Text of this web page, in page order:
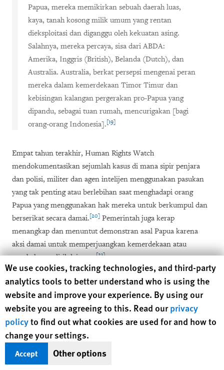
Papua, mereka memikirkan sebuah daerah luas,
kaya, tanah kosong milik umum yang rentan
dieksploitasi dan diganggu oleh kekuatan asing.
Salahnya, mereka percaya, sisa dari ABDA:
Amerika, Inggris (British), Belanda (Dutch), dan
Australia. Australia, berkat persepsi mengenai peran
mereka dalam kemerdekaan Timor Timur dan
kebisingan kalangan pergerakan pro-Papua yang
dipandu, sebagai tuan rumah, mencurigakan [bagi
orang-orang Indonesia].[19]
Empat tahun terakhir, Human Rights Watch
mendokumentasikan sejumlah kasus di mana sipir penjara
dan polisi, militer dan agen intelijen menggunakan pasukan
yang tak penting atau berlebihan saat menghadapi orang
Papua yang menggunakan hak mereka untuk berkumpul dan
berserikat secara damai.[20] Pemerintah juga kerap
menangkap dan menuntut demonstran asal Papua karena
aksi damai untuk memperjuangkan kemerdekaan atau
perubahan politik lainnya.[21]
Lebih dari 60 aktivis Papua dipenjara atas tuduhan makar.[22]
Human Rights Watch tak mengambil sikap apapun perihal
hak menentukan nasib sendiri, namun menolak hukuman
penjara bagi orang-orang yang secara damai menyatakan
dukungan bagi penentuan nasib sendiri.
Human Rights Watch cookie preferences
We use cookies, tracking technologies, and third-party
analytics tools to better understand who is using the
website and improve your experience. By using our
website you are agreeing to this. Read ourprivacy
policyto find out what cookies are used for and how to
change your settings.
Accept Other options